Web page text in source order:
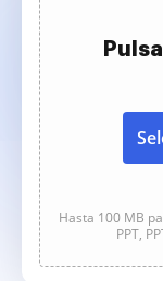
Hasta 100 MB
PPT,